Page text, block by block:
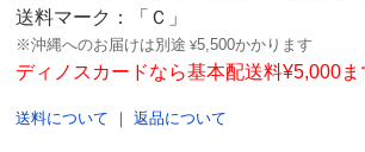
送料マーク：
「Ｃ」
※沖縄へのお届けは別途 ¥5,500かかります
ディノスカードなら基本配送料¥5,000ま
送料について ｜返品について